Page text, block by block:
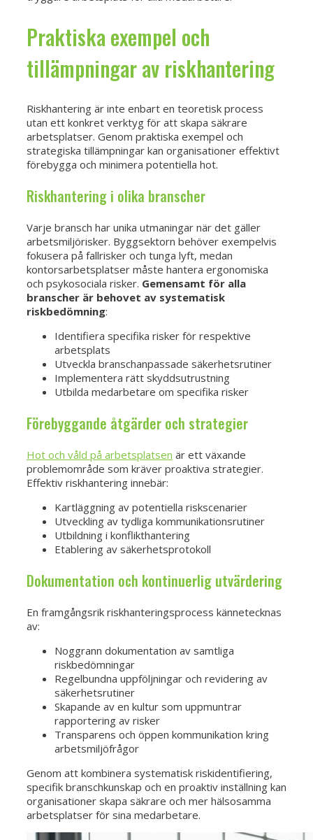
Praktiska exempel och
tillämpningar av riskhantering
Riskhantering är inte enbart en teoretisk process
utan ett konkret verktyg för att skapa säkrare
arbetsplatser. Genom praktiska exempel och
strategiska tillämpningar kan organisationer effektivt
förebygga och minimera potentiella hot.
Riskhantering i olika branscher
Varje bransch har unika utmaningar när det gäller
arbetsmiljörisker. Byggsektorn behöver exempelvis
fokusera på fallrisker och tunga lyft, medan
kontorsarbetsplatser måste hantera ergonomiska
och psykosociala risker. Gemensamt för alla
branscher är behovet av systematisk
riskbedömning:
Identifiera specifika risker för respektive
arbetsplats
Utveckla branschanpassade säkerhetsrutiner
Implementera rätt skyddsutrustning
Utbilda medarbetare om specifika risker
Förebyggande åtgärder och strategier
Hot och våld på arbetsplatsen är ett växande
problemområde som kräver proaktiva strategier.
Effektiv riskhantering innebär:
Kartläggning av potentiella riskscenarier
Utveckling av tydliga kommunikationsrutiner
Utbildning i konflikthantering
Etablering av säkerhetsprotokoll
Dokumentation och kontinuerlig utvärdering
En framgångsrik riskhanteringsprocess kännetecknas
av:
Noggrann dokumentation av samtliga
riskbedömningar
Regelbundna uppföljningar och revidering av
säkerhetsrutiner
Skapande av en kultur som uppmuntrar
rapportering av risker
Transparens och öppen kommunikation kring
arbetsmiljöfrågor
Genom att kombinera systematisk riskidentifiering,
specifik branschkunskap och en proaktiv inställning kan
organisationer skapa säkrare och mer hälsosamma
arbetsplatser för sina medarbetare.